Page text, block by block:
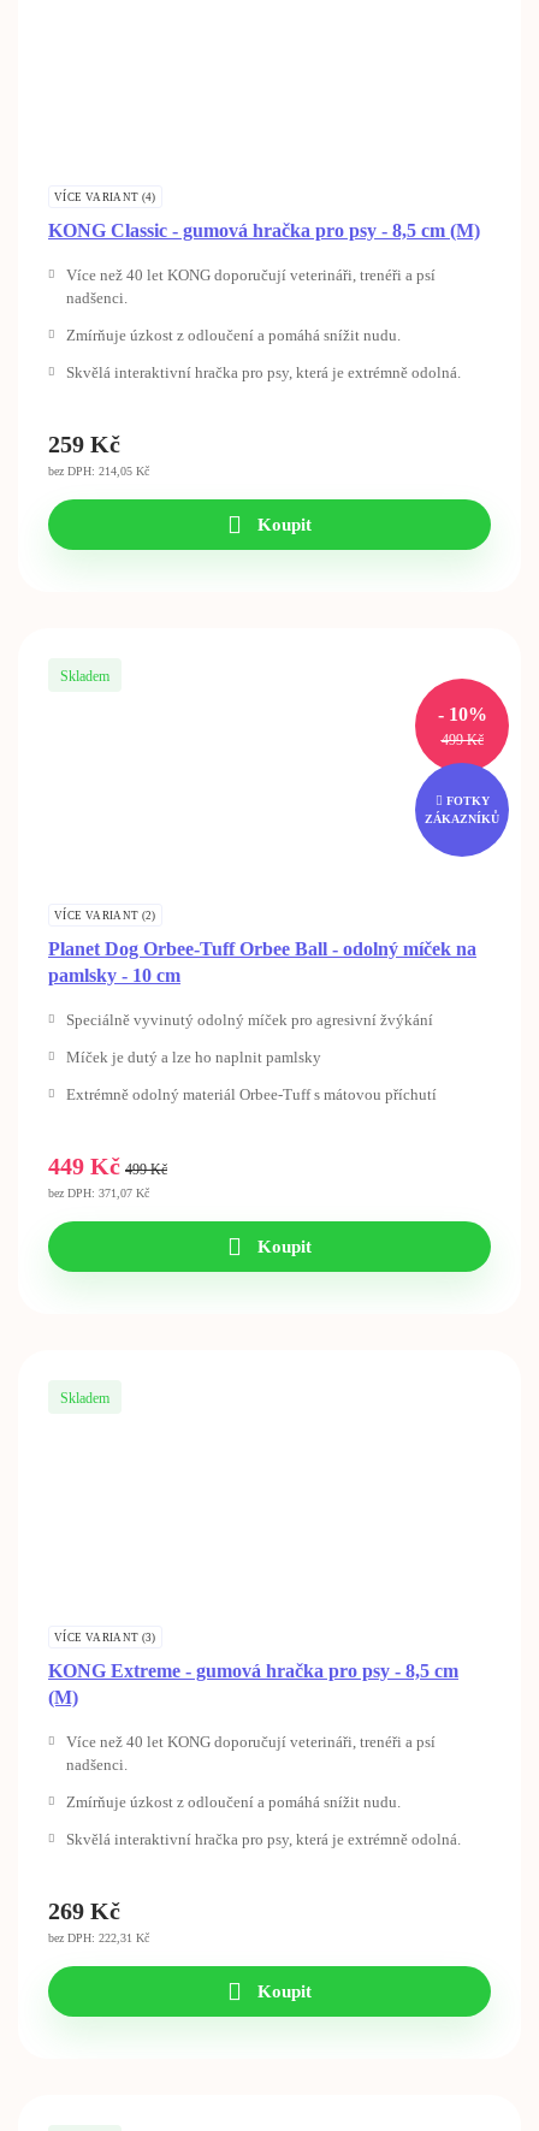
VÍCE VARIANT (4)
KONG Classic - gumová hračka pro psy - 8,5 cm (M)
Více než 40 let KONG doporučují veterináři, trenéři a psí
nadšenci.
Zmírňuje úzkost z odloučení a pomáhá snížit nudu.
Skvělá interaktivní hračka pro psy, která je extrémně odolná.
259 Kč
bez DPH: 214,05 Kč
Koupit
- 10%
499KčOriginal
price
was:
499 Kč.
Current
price
is:
449 Kč.
FOTKY
ZÁKAZNÍKŮ
VÍCE VARIANT (2)
Planet Dog Orbee-Tuff Orbee Ball - odolný míček na
pamlsky - 10 cm
Skladem
Speciálně vyvinutý odolný míček pro agresivní žvýkání
Míček je dutý a lze ho naplnit pamlsky
Extrémně odolný materiál Orbee-Tuff s mátovou příchutí
449 Kč 499 Kč
bez DPH: 371,07 Kč
Koupit
VÍCE VARIANT (3)
KONG Extreme - gumová hračka pro psy - 8,5 cm
(M)
Skladem
Více než 40 let KONG doporučují veterináři, trenéři a psí
nadšenci.
Zmírňuje úzkost z odloučení a pomáhá snížit nudu.
Skvělá interaktivní hračka pro psy, která je extrémně odolná.
269 Kč
bez DPH: 222,31 Kč
Koupit